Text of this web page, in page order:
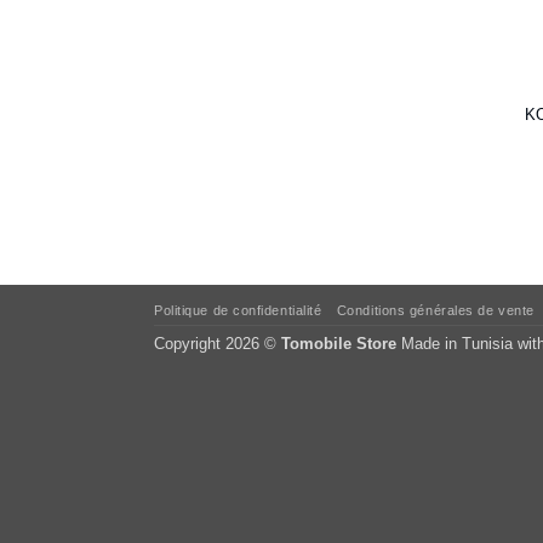
Politique de confidentialité Conditions générales de vente
Copyright 2026 © Tomobile Store Made in Tunisia